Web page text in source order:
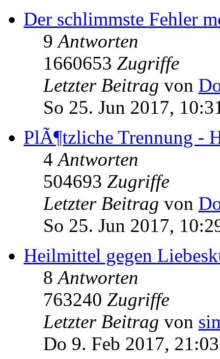
Der schlimmste Fehler
9Antworten
1660653 Zugriffe
Letzter Beitrag von
So 25. Jun 2017,
PlÃ¶tzliche Trennung -
4Antworten
504693 Zugriffe
Letzter Beitrag von
So 25. Jun 2017,
Heilmittel gegen
8Antworten
763240 Zugriffe
Letzter Beitrag von
Do 9. Feb 2017, 21:03